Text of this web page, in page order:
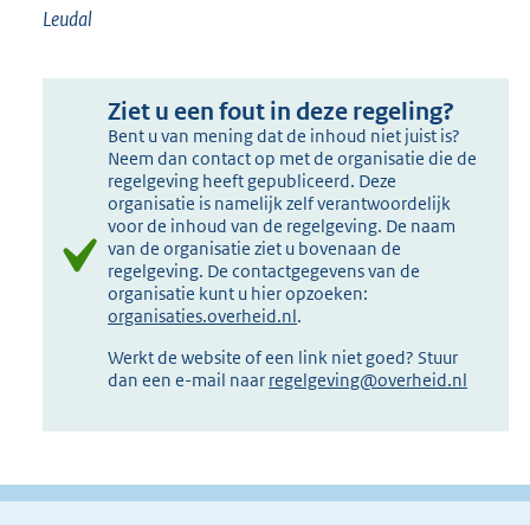
Leudal
Ziet u een fout in deze regeling?
Bent u van mening dat de inhoud niet juist is?
Neem dan contact op met de organisatie die de
regelgeving heeft gepubliceerd. Deze
organisatie is namelijk zelf verantwoordelijk
voor de inhoud van de regelgeving. De naam
van de organisatie ziet u bovenaan de
regelgeving. De contactgegevens van de
organisatie kunt u hier opzoeken:
organisaties.overheid.nl.
Werkt de website of een link niet goed? Stuur
dan een e-mail naar regelgeving@overheid.nl